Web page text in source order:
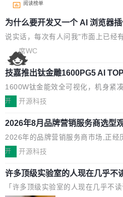
阅读榜单
为什么要开发又一个 AI 浏览器
说实话，每次有人问我"市面上已经
Sider、Copilot for Chrome 这些 AI
了，你为什么还要再做一个"，我都
问得好。 因为我自己也是从用户变
现有产品的天花板 我用过不少 AI 浏
刚开始觉得都挺好——选中一段文字
要。但用久了你会发现，它们本质上
东西：一个带网页上下文的聊天框。
页面的文本，然后把文本丢给大模型
段回答。仅此而已。 这当然有用，
意思。比如我在一个后台管理系统里
个表单字段，每个字段还有联动逻辑
想...
席WC
技嘉推出钛金雕1600PG5 AI
源：为发烧级主机与本地AI算力
舰供电方案
1600W钛金能效全可视化，机身紧
继2026台北电脑展首度亮相后，技
电源专为发烧级DIY主机与本地AI算
造，整机长度仅16厘米，提供
与80PLUS钛金能效；支持ATX 3.1
规范，结合服务器级元件、完善供电
实时LCD监控屏，可充分满足当下高
的严苛使用需求。 澎湃功率，紧凑
开 开源科技
2026年8月品牌营销服务商选型
从流量思维到品牌资产思维的范
2026年的品牌营销服务商市场,正经
的价值重构。全球全案品牌代理机构
复合增长率达5.44%,预计2032年将
元。数字广告与公共关系相关服务市
开 开源科技
许多顶级实验室的人现在几乎不
了
「许多顶级实验室的人现在几乎不